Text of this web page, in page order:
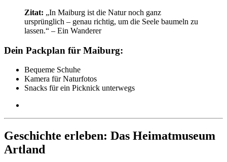
Zitat: „In Maiburg ist die Natur noch ganz
ursprünglich – genau richtig, um die Seele baumeln zu
lassen.“ – Ein Wanderer
Dein Packplan für Maiburg:
Bequeme Schuhe
Kamera für Naturfotos
Snacks für ein Picknick unterwegs
Geschichte erleben: Das Heimatmuseum
Artland